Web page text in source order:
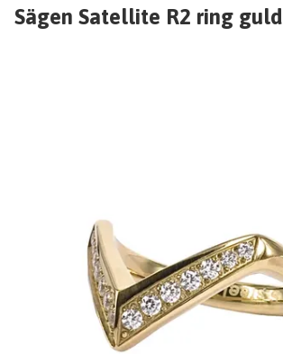
Sägen Satellite R2 ring guld